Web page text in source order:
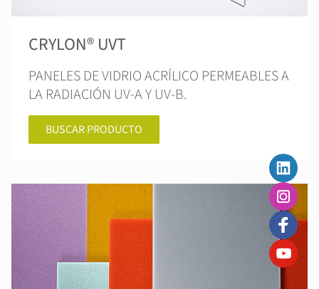
CRYLON® UVT
PANELES DE VIDRIO ACRÍLICO PERMEABLES A
LA RADIACIÓN UV-A Y UV-B.
BUSCAR PRODUCTO